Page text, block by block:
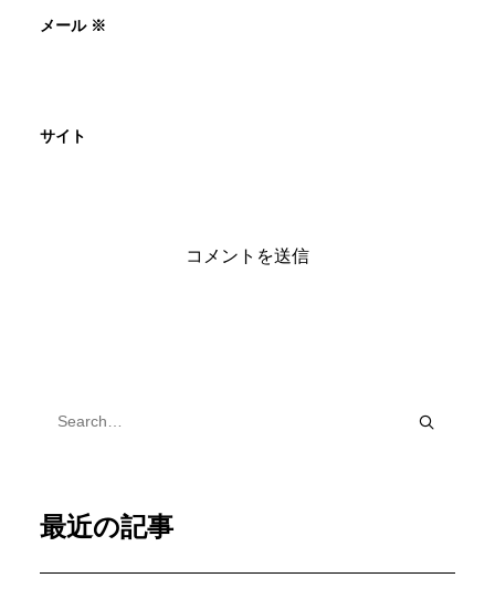
メール ※
サイト
最近の記事